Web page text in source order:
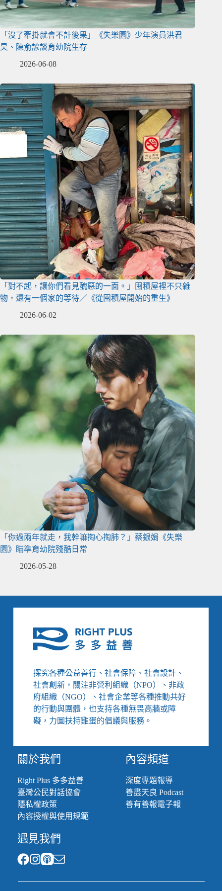
「沒了牽掛就會不計後果」《失樂園》少年演員洪君
昊、陳俞諺談育幼院生存
2026-06-08
「對不起，讓你們看見醜惡的一面。」囤積屋裡不只雜
物，還有一個家的等待／《從囤積屋開始的重生》
2026-06-02
「你過兩年就走，我幹嘛掏心掏肺？」蔡銀娟《失樂
園》瞄準育幼院殘酷日常
2026-05-28
探究各種公益善行、社會保障、社會設計、
社會創新，關注非營利組織（NPO）、非政
府組織（NGO）、社會企業等各種推動共好
的行動與團體，也支持各種無畏高牆或障
礙，力圖扶持雞蛋的倡議與服務。
關於我們
Right Plus 多多益善
臺灣公民對話協會
隱私權政策
內容授權與使用規範
內容頻道
深度專題報導
善盡天良 Podcast
善有善報電子報
遇見我們